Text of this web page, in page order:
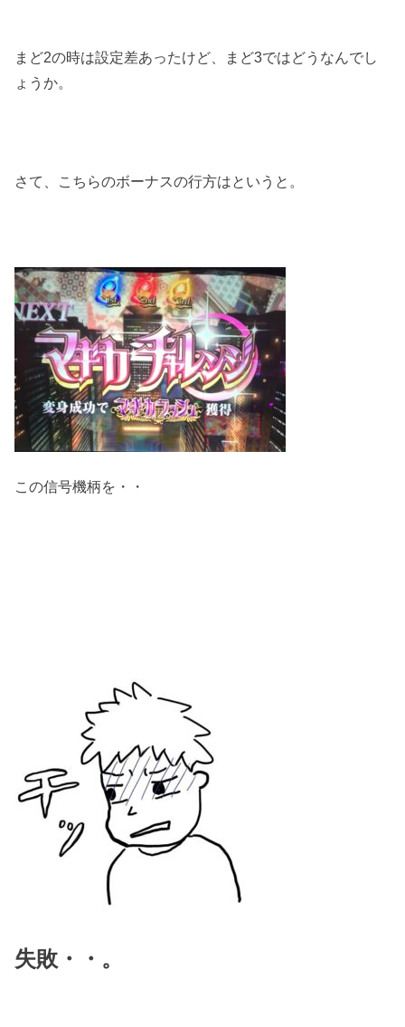
まど2の時は設定差あったけど、まど3ではどうなんでし
ょうか。
さて、こちらのボーナスの行方はというと。
この信号機柄を・・
失敗・・。